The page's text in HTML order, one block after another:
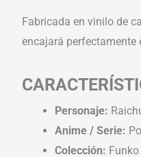
Fabricada en vinilo de
encajará perfectamente
Personaje:
Anime / Serie:
Colección: Funko